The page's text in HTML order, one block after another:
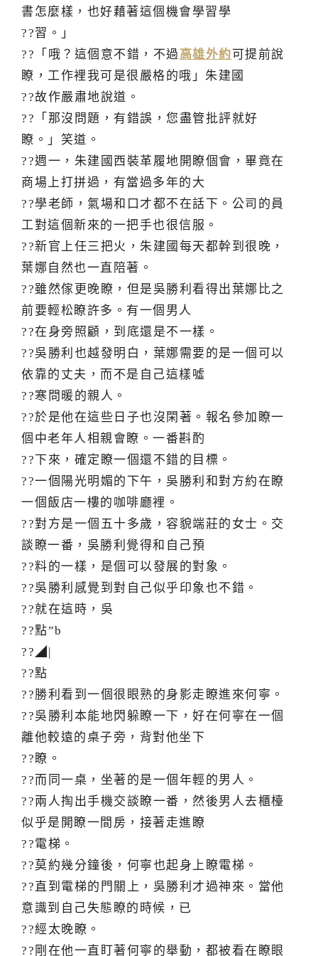
書怎麼樣，也好藉著這個機會學習學
??習。」
??「哦？這個意不錯，不過 高雄外約可提前說
瞭，工作裡我可是很嚴格的哦」朱建國
??故作嚴肅地說道。
??「那沒問題，有錯誤，您盡管批評就好
瞭。」笑道。
??週一，朱建國西裝革履地開瞭個會，畢竟在
商場上打拼過，有當過多年的大
??學老師，氣場和口才都不在話下。公司的員
工對這個新來的一把手也很信服。
??新官上任三把火，朱建國每天都幹到很晚，
葉娜自然也一直陪著。
??雖然傢更晚瞭，但是吳勝利看得出葉娜比之
前要輕松瞭許多。有一個男人
??在身旁照顧，到底還是不一樣。
??吳勝利也越發明白，葉娜需要的是一個可以
依靠的丈夫，而不是自己這樣噓
??寒問暖的親人。
??於是他在這些日子也沒閑著。報名參加瞭一
個中老年人相親會瞭。一番斟酌
??下來，確定瞭一個還不錯的目標。
??一個陽光明媚的下午，吳勝利和對方約在瞭
一個飯店一樓的咖啡廳裡。
??對方是一個五十多歲，容貌端莊的女士。交
談瞭一番，吳勝利覺得和自己預
??料的一樣，是個可以發展的對象。
??吳勝利感覺到對自己似乎印象也不錯。
??就在這時，吳
??點”b
??◢|
??點
??勝利看到一個很眼熟的身影走瞭進來何寧。
??吳勝利本能地閃躲瞭一下，好在何寧在一個
離他較遠的桌子旁，背對他坐下
??瞭。
??而同一桌，坐著的是一個年輕的男人。
??兩人掏出手機交談瞭一番，然後男人去櫃檯
似乎是開瞭一間房，接著走進瞭
??電梯。
??莫約幾分鐘後，何寧也起身上瞭電梯。
??直到電梯的門關上，吳勝利才過神來。當他
意識到自己失態瞭的時候，已
??經太晚瞭。
??剛在他一直盯著何寧的舉動，都被看在瞭眼